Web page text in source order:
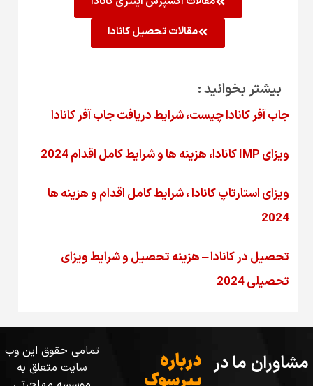
مقالات تحصیل کانادا
بیشتر بخوانید :
جاب آفر کانادا چیست، شرایط دریافت جاب آفر کانادا
ویزای IMP کانادا، هزینه ها و شرایط کامل اقدام 2024
ویزای استارتاپ کانادا ، شرایط کامل اقدام و هزینه ها
2024
تحصیل در کانادا – هزینه‌ تحصیل و شرایط ویزای
تحصیلی 2024
مشاوران ما در درباره
تمامی حقوق این وب
سایت متعلق به